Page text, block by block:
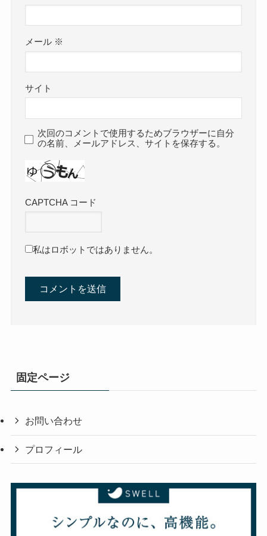
メール ※
サイト
次回のコメントで使用するためブラウザーに自分
の名前、メールアドレス、サイトを保存する。
CAPTCHA コード
私はロボットではありません。
固定ページ
お問い合わせ
プロフィール